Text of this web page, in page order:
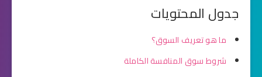
جدول المحتويات
ما هو تعريف السوق؟
شروط سوق المنافسة الكاملة